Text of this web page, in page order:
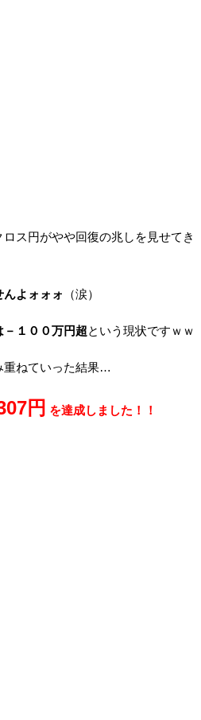
ス円がやや回復の兆しを見せてき
よォォォ （涙）
－１００万円超という現状ですｗｗ
重ねていった結果…
円 を達成しました！！